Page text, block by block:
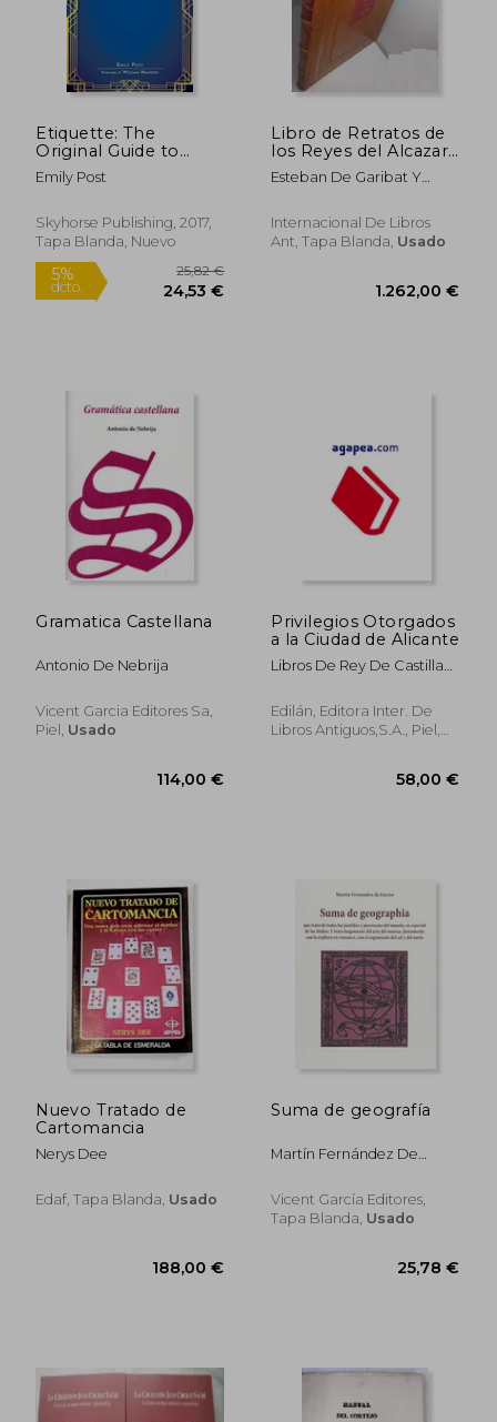
432,93 €
dcto.
5%
dcto. 24,63
Etiquette: The
Original Guide to
Conduct in Society,
Business, Home and
Emily Post
Skyhorse Publishing, 2017,
Tapa Blanda, Nuevo
5%
dcto. 24,53 €
Libro de Retratos de
los Reyes del Alcazar
de Segovia (Facs)
Esteban De Garibat Y
[Et Al.] Avila
Internacional De Libros
Ant, Tapa Blanda, Usado
Gramatica Castellana
Antonio De Nebrija
Vicent Garcia Editores Sa,
Piel, Usado
Privilegios Otorgados
a la Ciudad de Alicante
Libros De Rey De Castilla
Edilán, Editora Inter. De
Libros Antiguos,S.A., Piel,
Nuevo Tratado de
Cartomancia
Nerys Dee
Edaf, Tapa Blanda, Usado
Suma de geografía
Martín Fernández De
Vicent García Editores,
Tapa Blanda, Usado